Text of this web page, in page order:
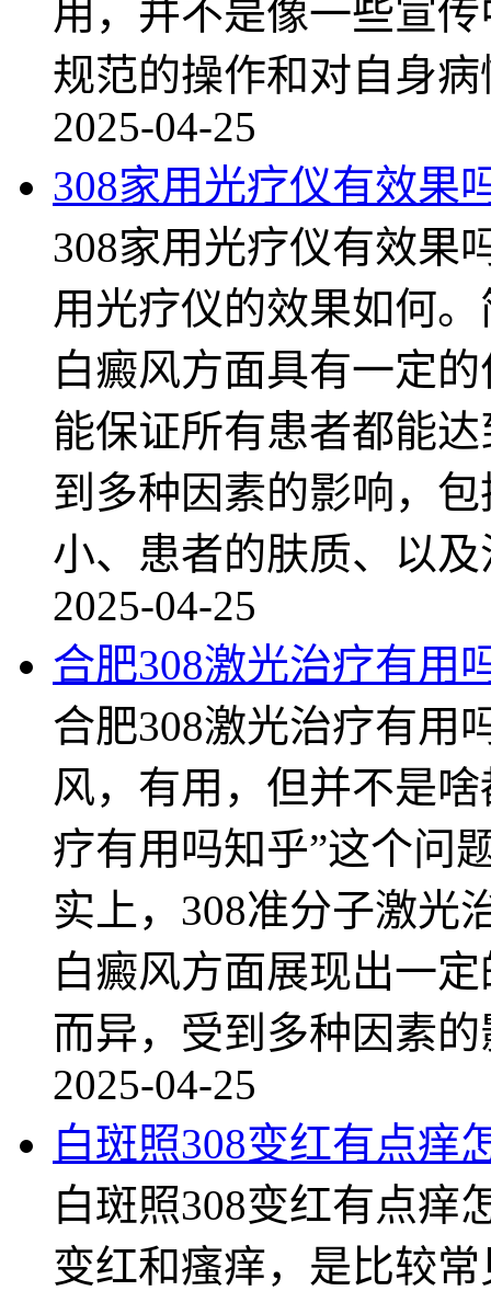
用，并不是像一些宣
规范的操作和对自身
2025-04-25
308家用光疗仪有效果
308家用光疗仪有效果
用光疗仪的效果如何
白癜风方面具有一定
能保证所有患者都能
到多种因素的影响，
小、患者的肤质、以
2025-04-25
合肥308激光治疗有用
合肥308激光治疗有用
风，有用，但并不是
疗有用吗知乎”这个问
实上，308准分子激光
白癜风方面展现出一
而异，受到多种因素
2025-04-25
白斑照308变红有点痒
白斑照308变红有点痒
变红和瘙痒，是比较